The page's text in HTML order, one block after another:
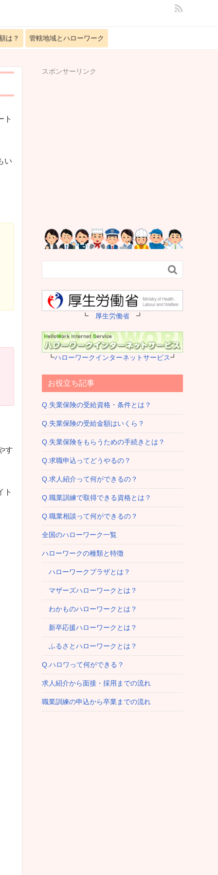
は？ 管轄地域とハローワーク
ト
い
す
ト
スポンサーリンク

┗ 厚生労働省 ┛
┗ハローワークインターネットサービス┛
お役立ち記事
Q.失業保険の受給資格・条件とは？
Q.失業保険の受給金額はいくら？
Q.失業保険をもらうための手続きとは？
Q.求職申込ってどうやるの？
Q.求人紹介って何ができるの？
Q.職業訓練で取得できる資格とは？
Q.職業相談って何ができるの？
全国のハローワーク一覧
ハローワークの種類と特徴
ハローワークプラザとは？
マザーズハローワークとは？
わかものハローワークとは？
新卒応援ハローワークとは？
ふるさとハローワークとは？
Q.ハロワって何ができる？
求人紹介から面接・採用までの流れ
職業訓練の申込から卒業までの流れ